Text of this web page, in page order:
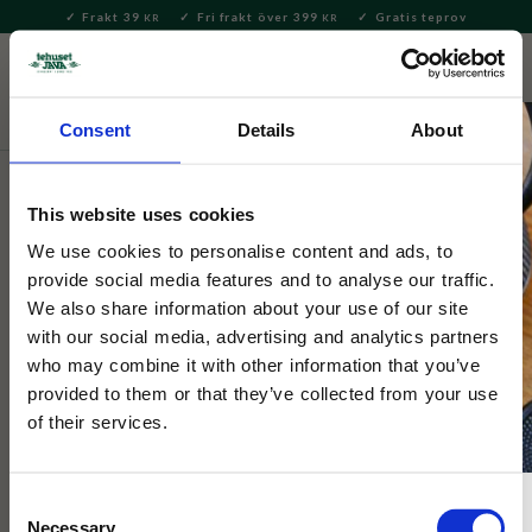
Consent Details About
This website uses cookies
We use cookies to personalise content and ads, to
provide social media features and to analyse our traffic.
We also share information about your use of our site
with our social media, advertising and analytics partners
who may combine it with other information that you’ve
provided to them or that they’ve collected from your use
of their services.
Necessary
Meny
Frakt 39 KR Fri frakt över 399 KR Gratis teprov